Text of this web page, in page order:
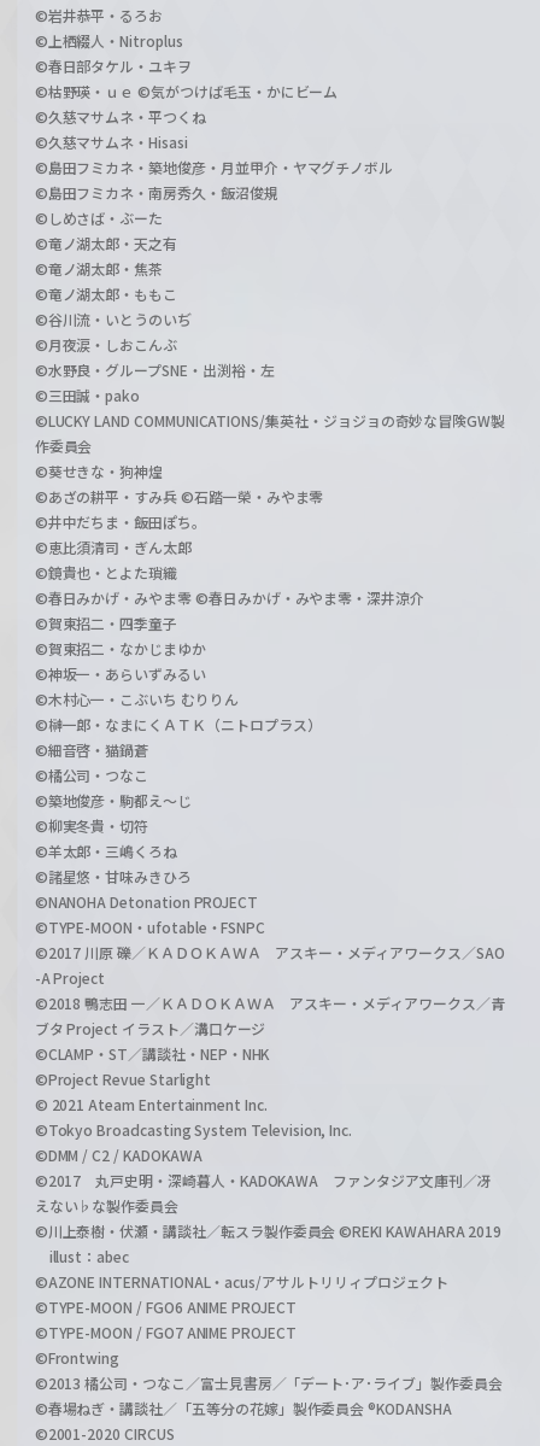
©岩井恭平・るろお
©上栖綴人・Nitroplus
©春日部タケル・ユキヲ
©枯野瑛・ｕｅ ©気がつけば毛玉・かにビーム
©久慈マサムネ・平つくね
©久慈マサムネ・Hisasi
©島田フミカネ・築地俊彦・月並甲介・ヤマグチノボル
©島田フミカネ・南房秀久・飯沼俊規
©しめさば・ぶーた
©竜ノ湖太郎・天之有
©竜ノ湖太郎・焦茶
©竜ノ湖太郎・ももこ
©谷川流・いとうのいぢ
©月夜涙・しおこんぶ
©水野良・グループSNE・出渕裕・左
©三田誠・pako
©LUCKY LAND COMMUNICATIONS/集英社・ジョジョの奇妙な冒険GW製
作委員会
©葵せきな・狗神煌
©あざの耕平・すみ兵 ©石踏一榮・みやま零
©井中だちま・飯田ぽち。
©恵比須清司・ぎん太郎
©鏡貴也・とよた瑣織
©春日みかげ・みやま零 ©春日みかげ・みやま零・深井涼介
©賀東招二・四季童子
©賀東招二・なかじまゆか
©神坂一・あらいずみるい
©木村心一・こぶいち むりりん
©榊一郎・なまにくＡＴＫ（ニトロプラス）
©細音啓・猫鍋蒼
©橘公司・つなこ
©築地俊彦・駒都え～じ
©柳実冬貴・切符
©羊太郎・三嶋くろね
©諸星悠・甘味みきひろ
©NANOHA Detonation PROJECT
©TYPE-MOON・ufotable・FSNPC
©2017 川原 礫／ＫＡＤＯＫＡＷＡ アスキー・メディアワークス／SAO
-A Project
©2018 鴨志田 一／ＫＡＤＯＫＡＷＡ アスキー・メディアワークス／青
ブタ Project イラスト／溝口ケージ
©CLAMP・ST／講談社・NEP・NHK
©Project Revue Starlight
© 2021 Ateam Entertainment Inc.
©Tokyo Broadcasting System Television, Inc.
©DMM / C2 / KADOKAWA
©2017 丸戸史明・深崎暮人・KADOKAWA ファンタジア文庫刊／冴
えない♭な製作委員会
©川上泰樹・伏瀬・講談社／転スラ製作委員会 ©REKI KAWAHARA 2019
illust：abec
©AZONE INTERNATIONAL・acus/アサルトリリィプロジェクト
©TYPE-MOON / FGO6 ANIME PROJECT
©TYPE-MOON / FGO7 ANIME PROJECT
©Frontwing
©2013 橘公司・つなこ／富士見書房／「デート･ア･ライブ」製作委員会
©春場ねぎ・講談社／「五等分の花嫁」製作委員会 ®KODANSHA
©2001-2020 CIRCUS